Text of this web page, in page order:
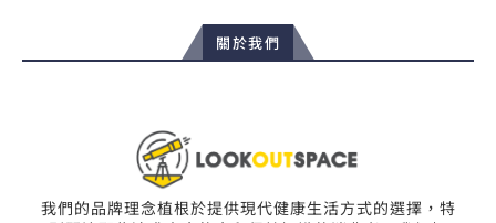
關於我們
我們的品牌理念植根於提供現代健康生活方式的選擇，特